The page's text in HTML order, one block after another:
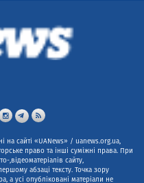
на сайті «UANews» / uanews.org.ua,
право та інші суміжні права. При
,відеоматеріалів сайту,
абзаці тексту. Точка зору
а усі опубліковані матеріали не